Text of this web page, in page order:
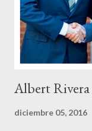
que hicieron fue
sus reales, bueno
Albert
diciembre 05, 2016